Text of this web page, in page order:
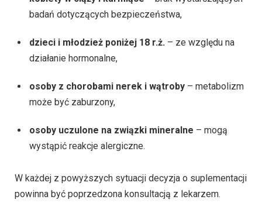
badań dotyczących bezpieczeństwa,
dzieci i młodzież poniżej 18 r.ż. – ze względu na
działanie hormonalne,
osoby z chorobami nerek i wątroby – metabolizm
może być zaburzony,
osoby uczulone na związki mineralne – mogą
wystąpić reakcje alergiczne.
W każdej z powyższych sytuacji decyzja o suplementacji
powinna być poprzedzona konsultacją z lekarzem.